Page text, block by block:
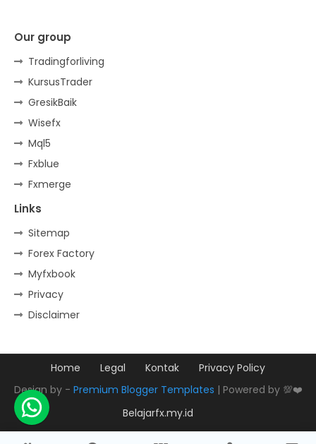
Our group
Tradingforliving
KursusTrader
GresikBaik
Wisefx
Mql5
Fxblue
Fxmerge
Links
Sitemap
Forex Factory
Myfxbook
Privacy
Disclaimer
Home Legal Kontak
Privacy Policy
Design by - Premium Blogger Templates | Powered by 💯❤️
Belajarfx.my.id